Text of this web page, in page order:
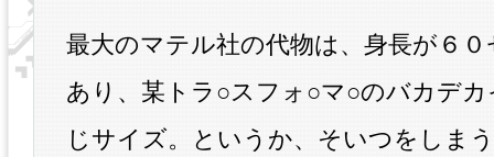
最大のマテル社の代物は、身長が６
あり、某トラ○スフォ○マ○のバカデ
じサイズ。というか、そいつをしま